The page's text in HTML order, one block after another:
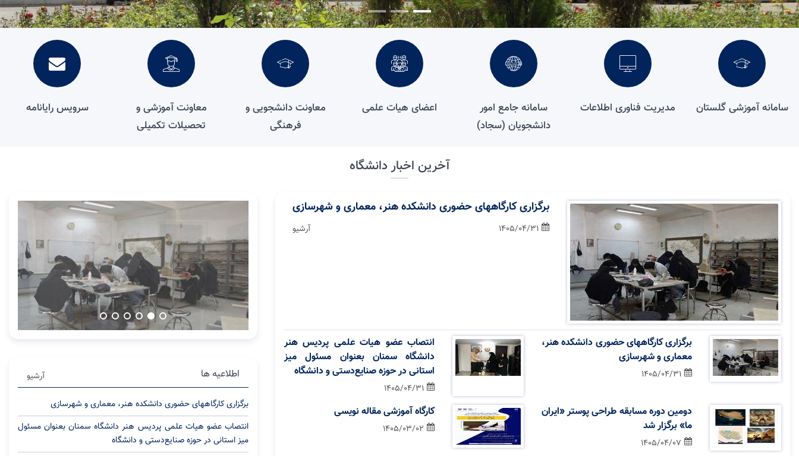
سامانه آموزشی گلستان مدیریت فناوری اطلاعات
سامانه جامع امور
دانشجویان (سجاد)
اعضای هیات علمی
معاونت دانشجویی و
فرهنگی
معاونت آموزشی و
تحصیلات تکمیلی
سرویس رایانامه
آخرین اخبار دانشگاه
برگزاری کارگاههای حضوری دانشکده هنر، معماری و شهرسازی
1405/04/31 آرشیو
برگزاری کارگاههای حضوری دانشکده هنر،
معماری و شهرسازی
1405/04/31
انتصاب عضو هیات علمی پردیس هنر
دانشگاه سمنان بعنوان مسئول میز
استانی در حوزه صنایع‌دستی و دانشگاه
1405/04/31
دوﻣﯿﻦ دوره ﻣﺴﺎﺑﻘﻪ ﻃﺮاحی پوﺳﺘﺮ «اﯾﺮان
ﻣﺎ» برگزار شد
1405/04/07
کارگاه آموزشی مقاله نویسی
1405/03/02
اطلاعیه ها آرشیو
برگزاری کارگاههای حضوری دانشکده هنر، معماری و شهرسازی
انتصاب عضو هیات علمی پردیس هنر دانشگاه سمنان بعنوان مسئول
میز استانی در حوزه صنایع‌دستی و دانشگاه